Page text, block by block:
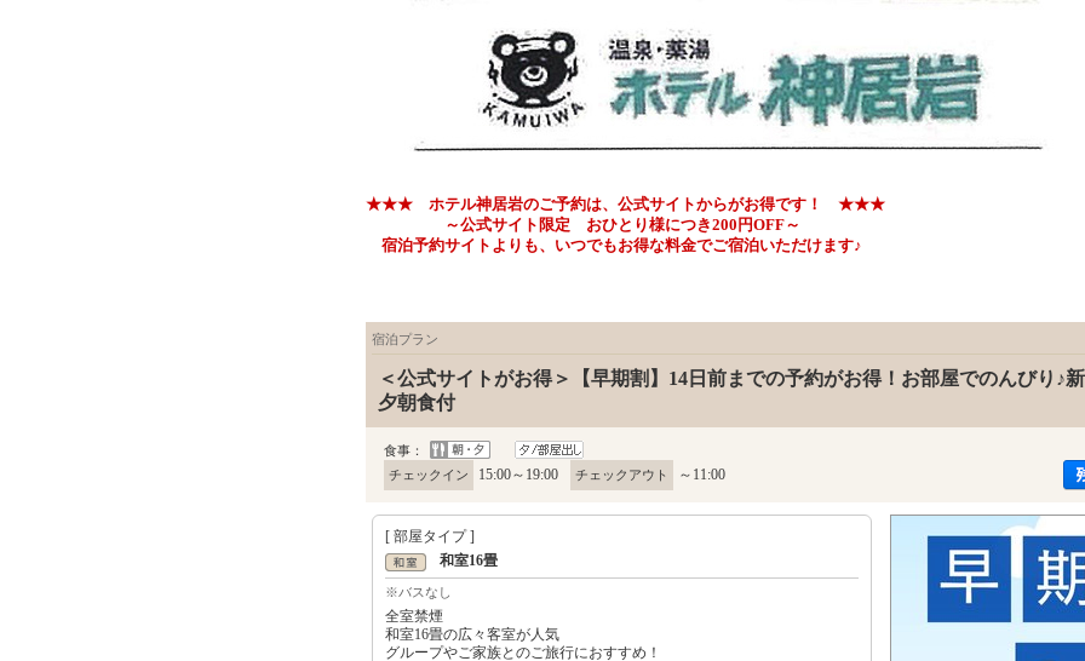
★★★ ホテル神居岩のご予約は、公式サイトからがお得です！ ★★★
～公式サイト限定 おひとり様につき200円OFF～
宿泊予約サイトよりも、いつでもお得な料金でご宿泊いただけます♪
宿泊プラン
＜公式サイトがお得＞【早期割】14日前までの予約がお得！お部屋でのんびり♪
夕朝食付
食事：
チェックイン
15:00～19:00 チェックアウト ～11:00
[ 部屋タイプ ]
和室16畳
※バスなし
全室禁煙
和室16畳の広々客室が人気
グループやご家族とのご旅行におすすめ！